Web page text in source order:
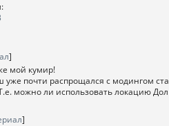
]
мой кумир!
уже почти распрощался с модингом
можно ли использовать локацию
]